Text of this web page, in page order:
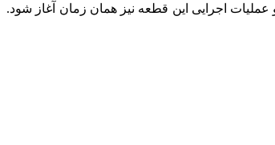
کیلومتر به پیمان‌سپاری برسد. برنامه‌ریزی شده که تا بهمن‌ماه ۱۴۰۴ پیمانکار انتخاب شود و عملیات اجرایی این قطعه نیز همان زمان آغاز شود.